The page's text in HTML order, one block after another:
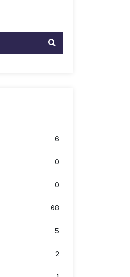
6
0
0
68
5
2